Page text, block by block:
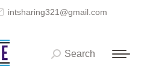
intsharing321@gmail.com
Search:
Search